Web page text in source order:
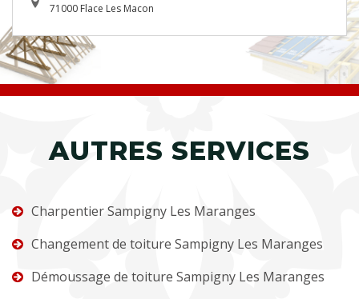
71000 Flace Les Macon
AUTRES SERVICES
Charpentier Sampigny Les Maranges
Changement de toiture Sampigny Les Maranges
Démoussage de toiture Sampigny Les Maranges